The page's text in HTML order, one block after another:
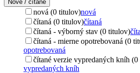
Nové / čítané
nová (0 titulov)nová
čítaná (0 titulov)čítaná
čítaná - výborný stav (0 titulov)
čítaná - mierne opotrebovaná (0
opotrebovaná
čítané verzie vypredaných kníh
vypredaných kníh